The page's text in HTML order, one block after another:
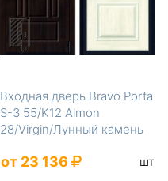
Входная дверь Bravo Porta
S-3 55/K12 Almon
28/Virgin/Лунный камень
от 23 136 шт